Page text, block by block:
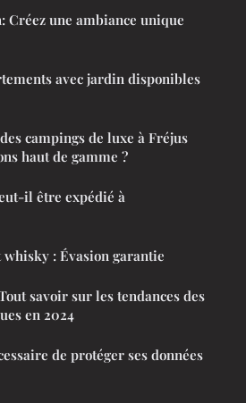
Créez une ambiance unique
avec jardin disponibles
campings de luxe à Fréjus
haut de gamme ?
il être expédié à
: Évasion garantie
savoir sur les tendances des
en 2024
de protéger ses données